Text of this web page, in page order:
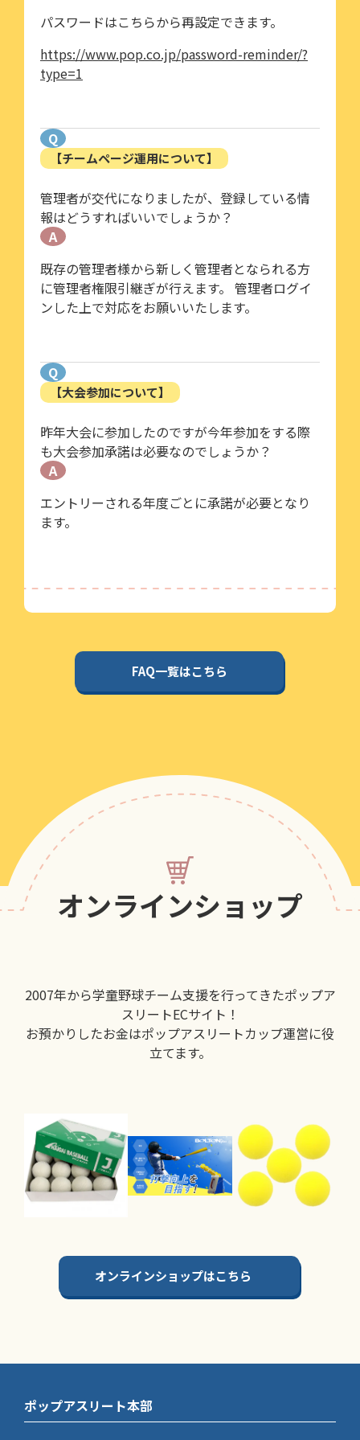
パスワードはこちらから再設定できます。
https://www.pop.co.jp/password-reminder/?
type=1
Q
【チームページ運用について】
管理者が交代になりましたが、登録している情
報はどうすればいいでしょうか？
A
既存の管理者様から新しく管理者となられる方
に管理者権限引継ぎが行えます。 管理者ログイ
ンした上で対応をお願いいたします。
Q
【大会参加について】
昨年大会に参加したのですが今年参加をする際
も大会参加承諾は必要なのでしょうか？
A
エントリーされる年度ごとに承諾が必要となり
ます。
FAQ一覧はこちら
オンラインショップ
2007年から学童野球チーム支援を行ってきたポップア
スリートECサイト！
お預かりしたお金はポップアスリートカップ運営に役
立てます。
オンラインショップはこちら
ポップアスリート本部